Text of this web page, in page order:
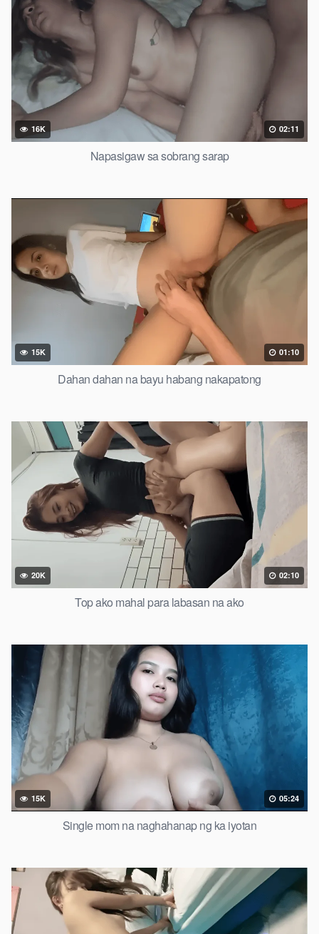
16K 02:11
Napasigaw sa sobrang sarap
15K 01:10
Dahan dahan na bayu habang nakapatong
20K 02:10
Top ako mahal para labasan na ako
15K 05:24
Single mom na naghahanap ng ka iyotan